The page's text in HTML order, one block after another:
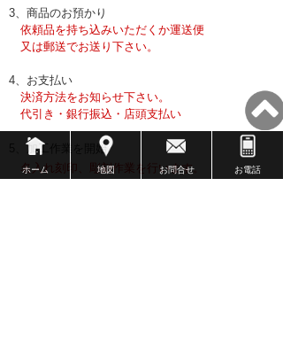
3、商品のお預かり
依頼品を持ち込みいただくか運送便
又は郵送でお送り下さい。
4、お支払い
決済方法をお知らせ下さい。
代引き・銀行振込・店頭支払い
5、加工作業を開始
名入れ刻印、彫刻作業を行います。
ホーム 地図 お問合せ お電話